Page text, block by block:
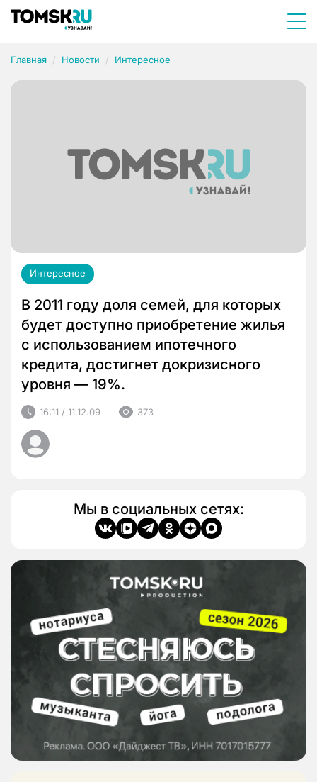
Главная Новости Интересное
Интересное
В 2011 году доля семей, для которых
будет доступно приобретение жилья
с использованием ипотечного
кредита, достигнет докризисного
уровня — 19%.
16:11 / 11.12.09 373
Мы в социальных сетях: